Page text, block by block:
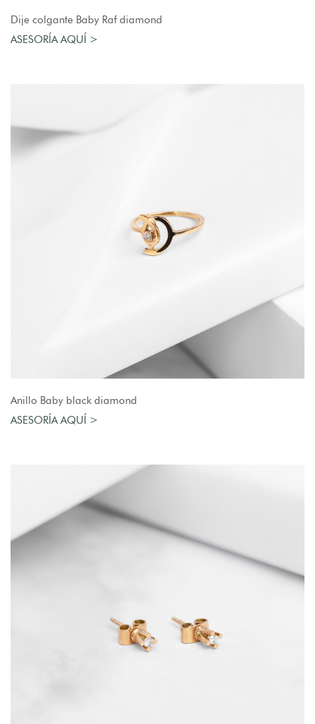
AGREGAR AL CARRO
Dije colgante Baby Raf diamond
ASESORÍA AQUÍ >
AGREGAR AL CARRO
Anillo Baby black diamond
ASESORÍA AQUÍ >